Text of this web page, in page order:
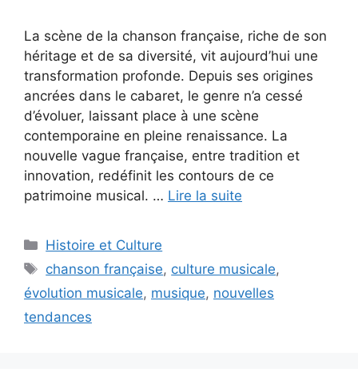
La scène de la chanson française, riche de son
héritage et de sa diversité, vit aujourd’hui une
transformation profonde. Depuis ses origines
ancrées dans le cabaret, le genre n’a cessé
d’évoluer, laissant place à une scène
contemporaine en pleine renaissance. La
nouvelle vague française, entre tradition et
innovation, redéfinit les contours de ce
patrimoine musical. … Lire la suite
Catégories
Histoire et Culture
Étiquettes
chanson française, culture musicale,
évolution musicale, musique, nouvelles
tendances